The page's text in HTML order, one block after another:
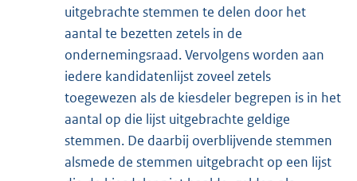
uitgebrachte stemmen te delen door het
aantal te bezetten zetels in de
ondernemingsraad. Vervolgens worden aan
iedere kandidatenlijst zoveel zetels
toegewezen als de kiesdeler begrepen is in het
aantal op die lijst uitgebrachte geldige
stemmen. De daarbij overblijvende stemmen
alsmede de stemmen uitgebracht op een lijst